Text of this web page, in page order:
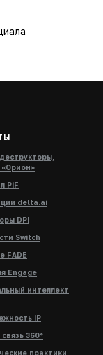
PiF
delta.ai
DPI
Switch
FADE
Engage
интеллект
IP
360°
практики